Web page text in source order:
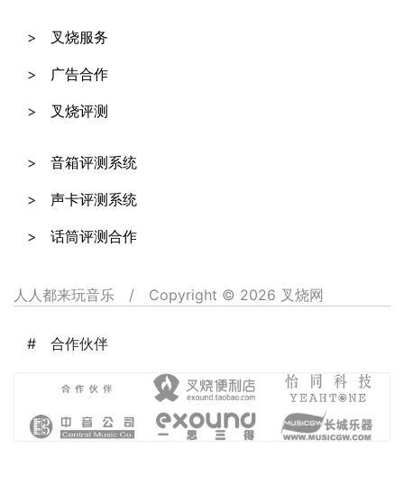
叉烧服务
广告合作
叉烧评测
音箱评测系统
声卡评测系统
话筒评测合作
人人都来玩音乐 / Copyright © 2026 叉烧网
合作伙伴